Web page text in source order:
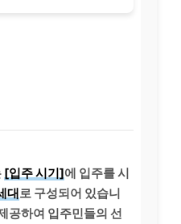
[입주 시기]에 입주를 시
대로 구성되어 있습니
공하여 입주민들의 선